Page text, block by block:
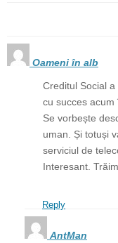
Oameni în alb
Creditul Social
cu succes acum
Se vorbește
uman. Și totuși
serviciul de
Interesant.
Reply
AntMan